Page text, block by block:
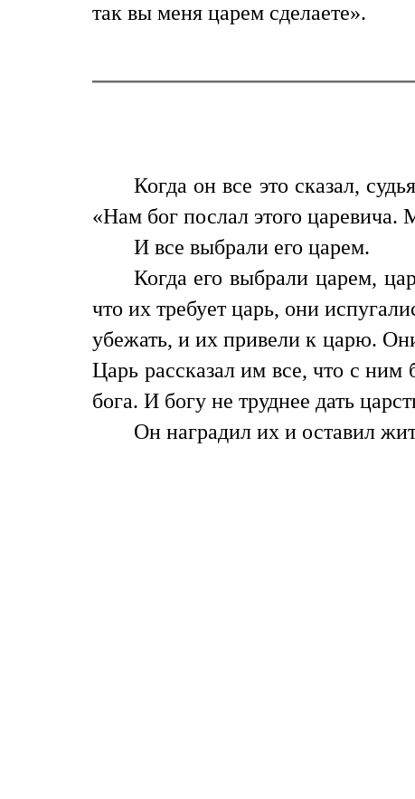
так вы меня царем сделаете».
Когда он все это сказал,
«Нам бог послал этого
И все выбрали его царем.
Когда его выбрали царем,
что их требует царь, они
убежать, и их привели к царю.
Царь рассказал им все, что с
бога. И богу не труднее дать
Он наградил их и оставил